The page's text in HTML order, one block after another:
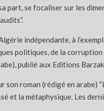
part, se focaliser sur les
indépendante, à
politiques, de la corruption
publié aux Editions
son roman (rédigé en
et la métaphysique. Les